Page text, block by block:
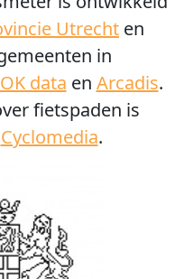
Utrecht en
in
data en Arcadis.
fietspaden is
Cyclomedia.